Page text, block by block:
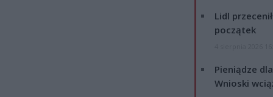
Lidl
początek
Pieniądze
Wnioski